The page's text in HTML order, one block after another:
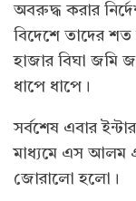
অবরুদ্ধ করার
বিদেশে তাদের
হাজার বিঘা জমি
ধাপে ধাপে।
সর্বশেষ এবার
মাধ্যমে এস আলম
জোরালো হলো।